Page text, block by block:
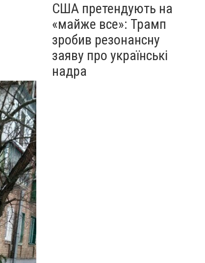
США претендують на
«майже все»: Трамп
зробив резонансну
заяву про українські
надра